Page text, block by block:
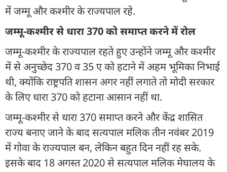
में जम्मू और कश्मीर के राज्यपाल रहे.
जम्मू-कश्मीर से धारा 370 को समाप्त करने में रोल
जम्मू-कश्मीर के राज्यपाल रहते हुए उन्होंने जम्मू और कश्मीर
में से अनुच्छेद 370 व 35 ए को हटाने में अहम भूमिका निभाई
थी, क्योंकि राष्ट्रपति शासन अगर नहीं लगाते तो मोदी सरकार
के लिए धारा 370 को हटाना आसान नहीं था.
जम्मू-कश्मीर से धारा 370 समाप्त करने और केंद्र शासित
राज्य बनाए जाने के बाद सत्यपाल मलिक तीन नवंबर 2019
में गोवा के राज्यपाल बन, लेकिन बहुत दिन नहीं रह सके.
इसके बाद 18 अगस्त 2020 से सत्यपाल मलिक मेघालय के